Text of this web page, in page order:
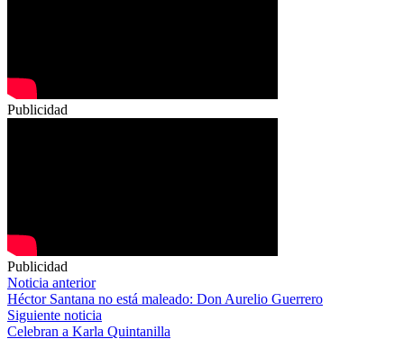
Publicidad
Publicidad
Navegación
de
entradas
Noticia anterior
Héctor Santana no está maleado: Don Aurelio Guerrero
Siguiente noticia
Celebran a Karla Quintanilla